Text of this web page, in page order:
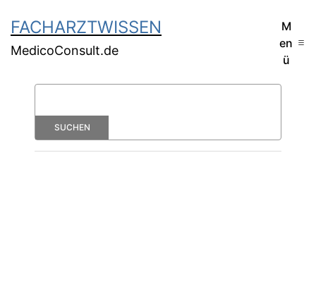
FACHARZTWISSEN
MedicoConsult.de
M
en
ü